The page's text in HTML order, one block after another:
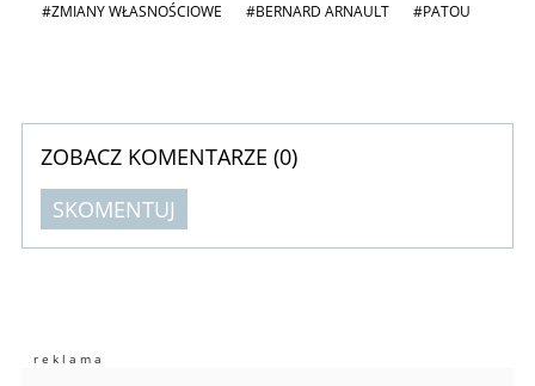
#ZMIANY WŁASNOŚCIOWE
#BERNARD ARNAULT #PATOU
ZOBACZ KOMENTARZE (0)
SKOMENTUJ
Imię (Wymagane)